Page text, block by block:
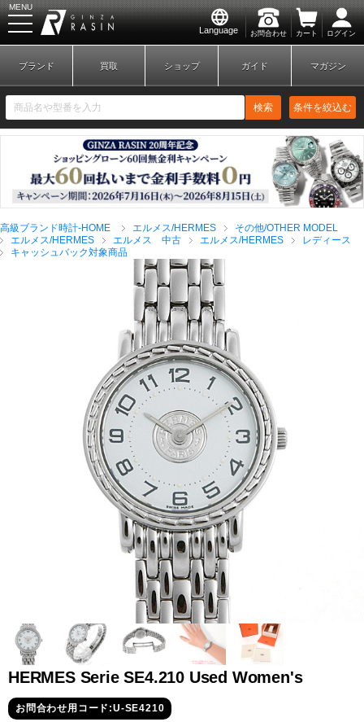
Language お問合わせ カート ログイン
MENU
新規会員登録 ログイン
ブランドから探す
全てのブランドを見
ロレックス
フィリップ
ウブロ
グランド
オメガ
ブランド 買取 ショップ ガイド マガジン
検索 条件を絞込む
高級ブランド時計-HOME エルメス/HERMES
その他/OTHER MODEL
エルメス/HERMES
エルメス 中古 エルメス/HERMES
レディース
キャッシュバック対象商品
HERMES Serie SE4.210 Used Women's
お問合わせ用コード:U-SE4210